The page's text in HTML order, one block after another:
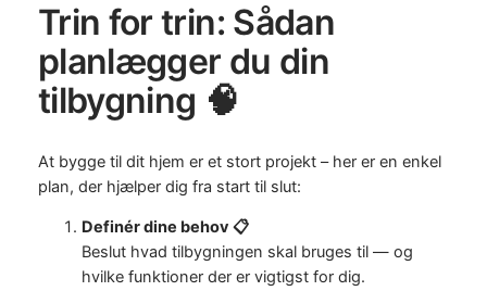
Trin for trin: Sådan
planlægger du din
tilbygning 🧠
At bygge til dit hjem er et stort projekt – her er en enkel
plan, der hjælper dig fra start til slut:
Definér dine behov 📋
Beslut hvad tilbygningen skal bruges til — og
hvilke funktioner der er vigtigst for dig.